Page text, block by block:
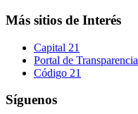
Más sitios de Interés
Capital 21
Portal de Transparencia
Código 21
Síguenos